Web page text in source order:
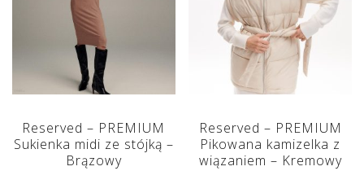
Reserved – PREMIUM
Sukienka midi ze stójką –
Brązowy
Reserved – PREMIUM
Pikowana kamizelka z
wiązaniem – Kremowy